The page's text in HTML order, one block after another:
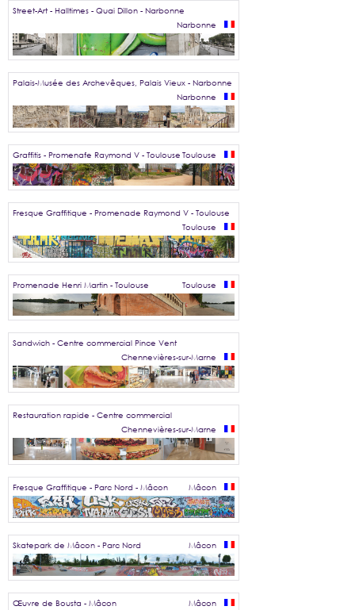
Street-Art - Halltimes - Quai Dillon - Narbonne
Narbonne
Palais-Musée des Archevêques, Palais Vieux - Narbonne
Narbonne
Graffitis - Promenafe Raymond V - Toulouse Toulouse
Fresque Graffitique - Promenade Raymond V - Toulouse
Toulouse
Promenade Henri Martin - Toulouse Toulouse
Sandwich - Centre commercial Pince Vent
Chennevières-sur-Marne
Restauration rapide - Centre commercial
Chennevières-sur-Marne
Fresque Graffitique - Parc Nord - Mâcon Mâcon
Skatepark de Mâcon - Parc Nord Mâcon
Œuvre de Bousta - Mâcon Mâcon